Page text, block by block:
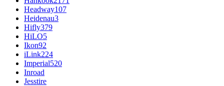
Headway107
Heidenau3
Hifly379
HiLO5
Ikon92
iLink224
Imperial520
Inroad
Jesstire